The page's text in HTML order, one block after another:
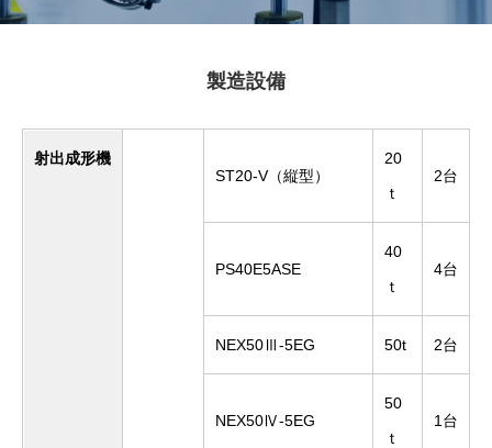
製造設備
射出成形機
ST20-V（縦型）
20
ｔ
2台
PS40E5ASE
40
ｔ
4台
NEX50Ⅲ-5EG 50t 2台
NEX50Ⅳ-5EG
50
ｔ
1台